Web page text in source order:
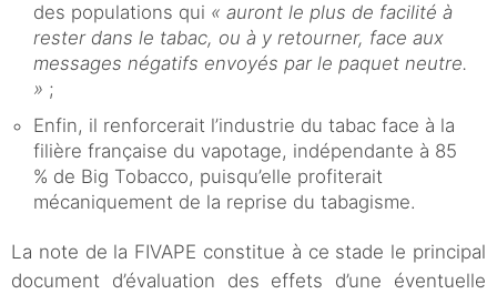
des populations qui « auront le plus de facilité à
rester dans le tabac, ou à y retourner, face aux
messages négatifs envoyés par le paquet neutre.
» ;
Enfin, il renforcerait l’industrie du tabac face à la
filière française du vapotage, indépendante à 85
% de Big Tobacco, puisqu’elle profiterait
mécaniquement de la reprise du tabagisme.
La note de la FIVAPE constitue à ce stade le principal
document d’évaluation des effets d’une éventuelle